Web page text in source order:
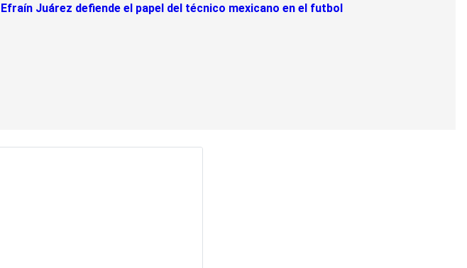
Juárez defiende el papel del técnico mexicano en el futbol